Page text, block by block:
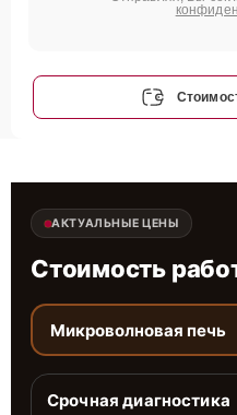
АКТУАЛЬНЫЕ ЦЕНЫ
Стоимость
Микроволновая печь
Срочная диагностика